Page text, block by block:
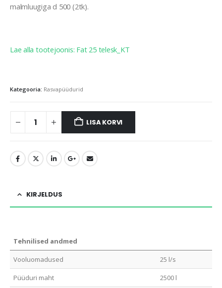
malmluugiga d 500 (2tk).
Lae alla tootejoonis: Fat 25 telesk_KT
Kategooria: Rasvapüüdurid
LISA KORVI
KIRJELDUS
Tehnilised andmed
Vooluomadused 25 l/s
Püüduri maht 2500 l